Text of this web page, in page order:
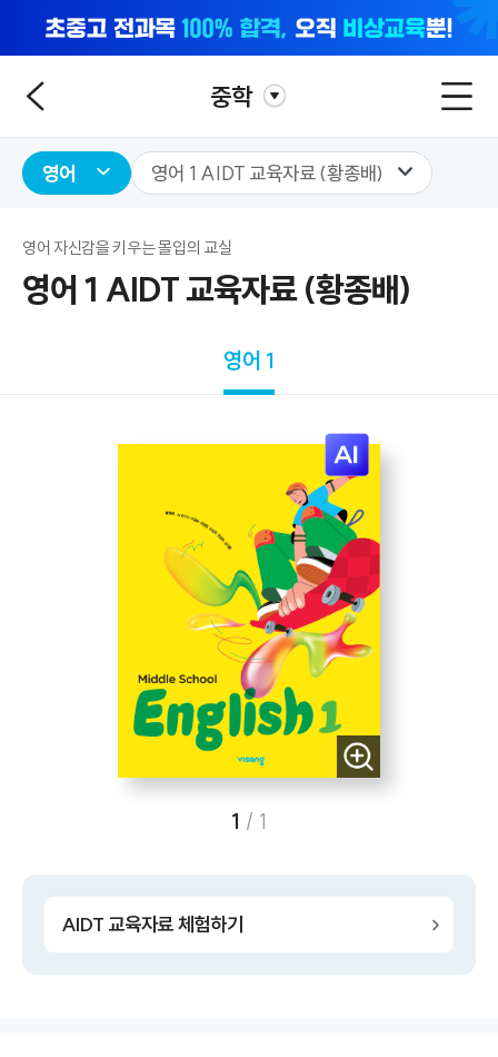
중학
영어 영어 1 AIDT 교육자료 (황종배)
영어 자신감을 키우는 몰입의 교실
영어 1 AIDT 교육자료 (황종배)
영어 1
AIDT 교육자료 체험하기
1 / 1